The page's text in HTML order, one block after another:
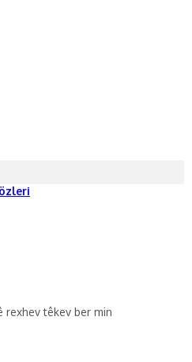
rexhev têkev ber min